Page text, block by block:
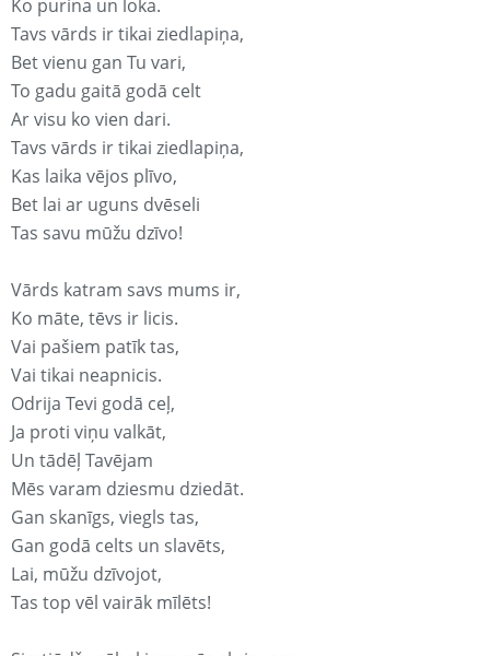
Ko purina un loka.
Tavs vārds ir tikai ziedlapiņa,
Bet vienu gan Tu vari,
To gadu gaitā godā celt
Ar visu ko vien dari.
Tavs vārds ir tikai ziedlapiņa,
Kas laika vējos plīvo,
Bet lai ar uguns dvēseli
Tas savu mūžu dzīvo!
Vārds katram savs mums ir,
Ko māte, tēvs ir licis.
Vai pašiem patīk tas,
Vai tikai neapnicis.
Odrija Tevi godā ceļ,
Ja proti viņu valkāt,
Un tādēļ Tavējam
Mēs varam dziesmu dziedāt.
Gan skanīgs, viegls tas,
Gan godā celts un slavēts,
Lai, mūžu dzīvojot,
Tas top vēl vairāk mīlēts!